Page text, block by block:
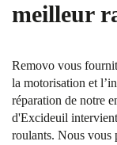
meilleur
Removo vous
la motorisation et
réparation de notre
d'Excideuil
roulants. Nous vous